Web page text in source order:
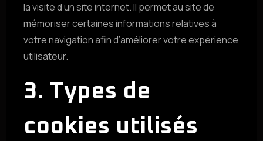
la visite d’un site internet. Il permet au site de
mémoriser certaines informations relatives à
votre navigation afin d’améliorer votre expérience
utilisateur.
3. Types de
cookies utilisés